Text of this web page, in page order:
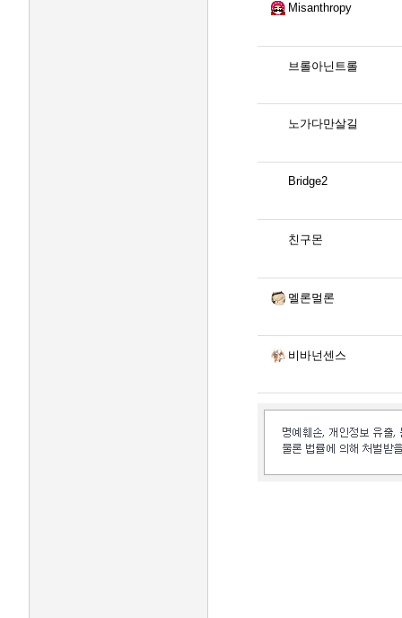
Misanthropy
브롤아닌트롤
노가다만살길
Bridge2
친구몬
멜론멀론
비바넌센스